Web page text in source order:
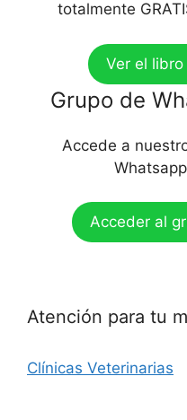
totalmente
Ver el
Grupo de
Accede a
Acceder al
Atención para tu
Clínicas Veterinarias